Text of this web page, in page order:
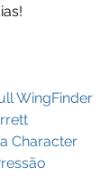
WingFinder
Character